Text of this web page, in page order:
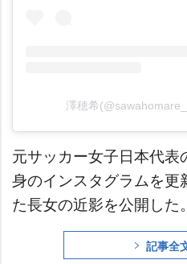
澤穂希
元サッカー女子日本代表
身のインスタグラムを更
た長女の近影を公開した。
記事全